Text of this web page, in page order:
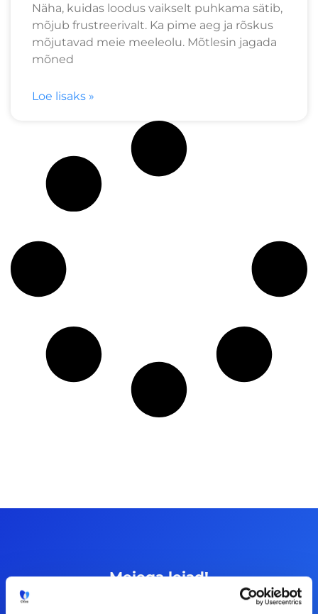
Näha, kuidas loodus vaikselt puhkama sätib,
mõjub frustreerivalt. Ka pime aeg ja rõskus
mõjutavad meie meeleolu. Mõtlesin jagada
mõned
Loe lisaks »
Meiega leiad!
Tööelublogi.ee lehelt leiad kõik vajaliku, et olla